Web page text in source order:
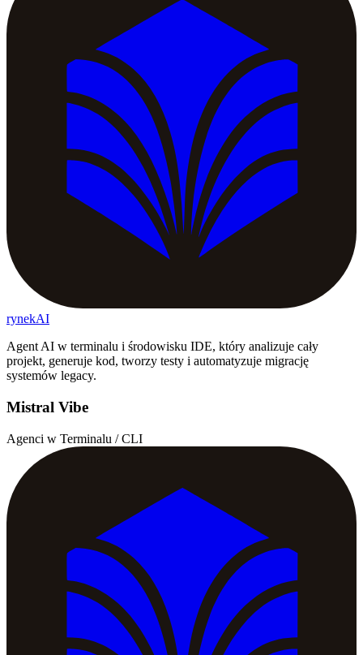
rynekAI
Agent AI w terminalu i środowisku IDE, który analizuje cały
projekt, generuje kod, tworzy testy i automatyzuje migrację
systemów legacy.
Mistral Vibe
Agenci w Terminalu / CLI